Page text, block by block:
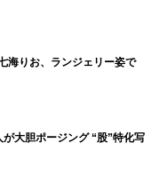
海りお、ランジェリー姿で
大胆ポージング “股”特化写